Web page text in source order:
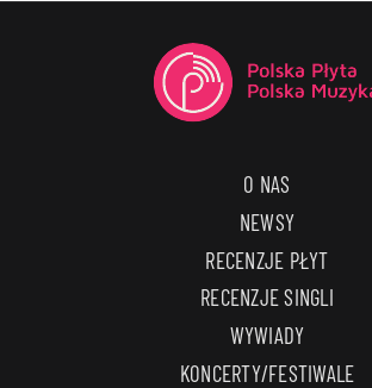
O NAS
NEWSY
RECENZJE PŁYT
RECENZJE SINGLI
WYWIADY
KONCERTY/FESTIWALE